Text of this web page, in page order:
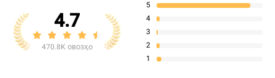
4.7
470.8K овозҳо
5
4
3
2
1